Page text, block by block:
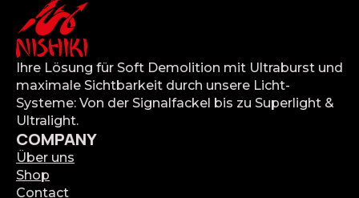
Ihre Lösung für Soft Demolition mit Ultraburst und
maximale Sichtbarkeit durch unsere Licht-
Systeme: Von der Signalfackel bis zu Superlight &
Ultralight.
COMPANY
Über uns
Shop
Contact